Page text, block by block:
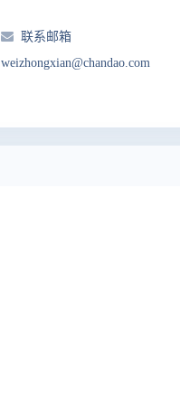
联系邮箱
weizhongxian@chandao.com